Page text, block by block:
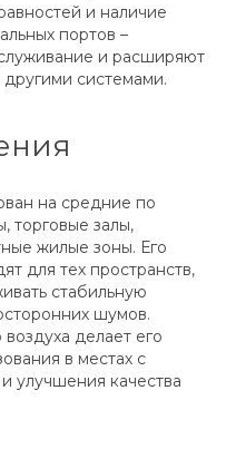
и наличие
портов –
и расширяют
системами.
на средние по
залы,
жилые зоны. Его
для тех пространств,
стабильную
шумов.
делает его
в местах с
улучшения качества